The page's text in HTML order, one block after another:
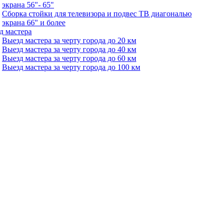
экрана 56"- 65"
Сборка стойки для телевизора и подвес ТВ диагональю
экрана 66" и более
мастера
Выезд мастера за черту города до 20 км
Выезд мастера за черту города до 40 км
Выезд мастера за черту города до 60 км
Выезд мастера за черту города до 100 км